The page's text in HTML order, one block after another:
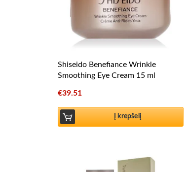
Shiseido Benefiance Wrinkle
Smoothing Eye Cream 15 ml
€39.51
Į krepšelį